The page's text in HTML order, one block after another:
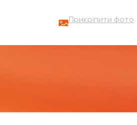
Прикріпити фото